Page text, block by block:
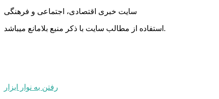
سایت خبری اقتصادی، اجتماعی و فرهنگی
استفاده از مطالب سایت با ذکر منبع بلامانع میباشد.
رفتن به نوار ابزار